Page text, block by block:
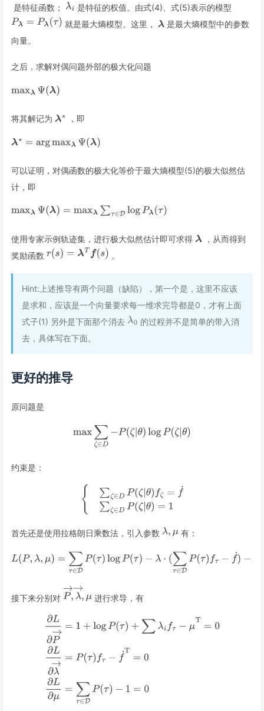
是特征函数；
是特征的权值。由式(4)、式(5)表示的模型
就是最大熵模型。这里，
是最大熵模型中的参数
向量。
之后，求解对偶问题外部的极大化问题
将其解记为 ，即
可以证明，对偶函数的极大化等价于最大熵模型(5)的极大似然估
计，即
使用专家示例轨迹集，进行极大似然估计即可求得
，从而得到
奖励函数
。
Hint:上述推导有两个问题（缺陷），第一个是，这里不应该
是求和，应该是一个向量要求每一维求完导都是0，才有上面
式子(1) 另外是下面那个消去
的过程并不是简单的带入消
去，具体写在下面。
更好的推导
原问题是
约束是：
首先还是使用拉格朗日乘数法，引入参数 有：
接下来分别对 进行求导，有